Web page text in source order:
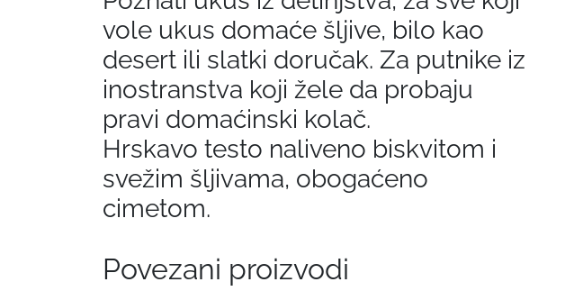
vole ukus domaće šljive, bilo kao
desert ili slatki doručak. Za putnike iz
inostranstva koji žele da probaju
pravi domaćinski kolač.
Hrskavo testo naliveno biskvitom i
svežim šljivama, obogaćeno
cimetom.
Povezani proizvodi